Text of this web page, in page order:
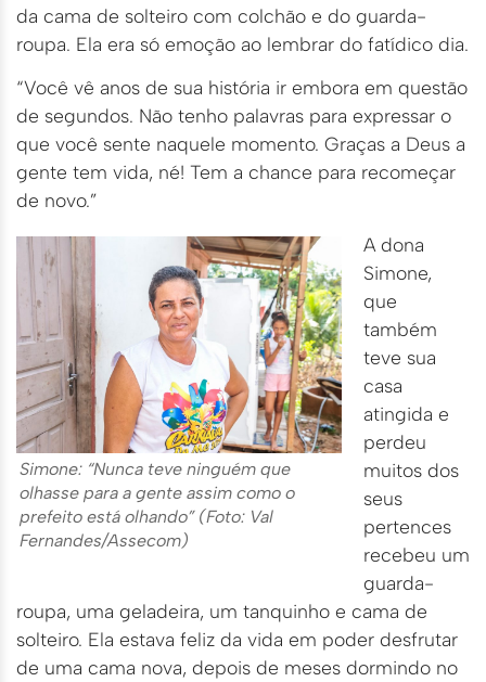
da cama de solteiro com colchão e do guarda-
roupa. Ela era só emoção ao lembrar do fatídico dia.
“Você vê anos de sua história ir embora em questão
de segundos. Não tenho palavras para expressar o
que você sente naquele momento. Graças a Deus a
gente tem vida, né! Tem a chance para recomeçar
de novo.”
Simone: “Nunca teve ninguém que
olhasse para a gente assim como o
prefeito está olhando” (Foto: Val
Fernandes/Assecom)
A dona
Simone,
que
também
teve sua
casa
atingida e
perdeu
muitos dos
seus
pertences
recebeu um
guarda-
roupa, uma geladeira, um tanquinho e cama de
solteiro. Ela estava feliz da vida em poder desfrutar
de uma cama nova, depois de meses dormindo no